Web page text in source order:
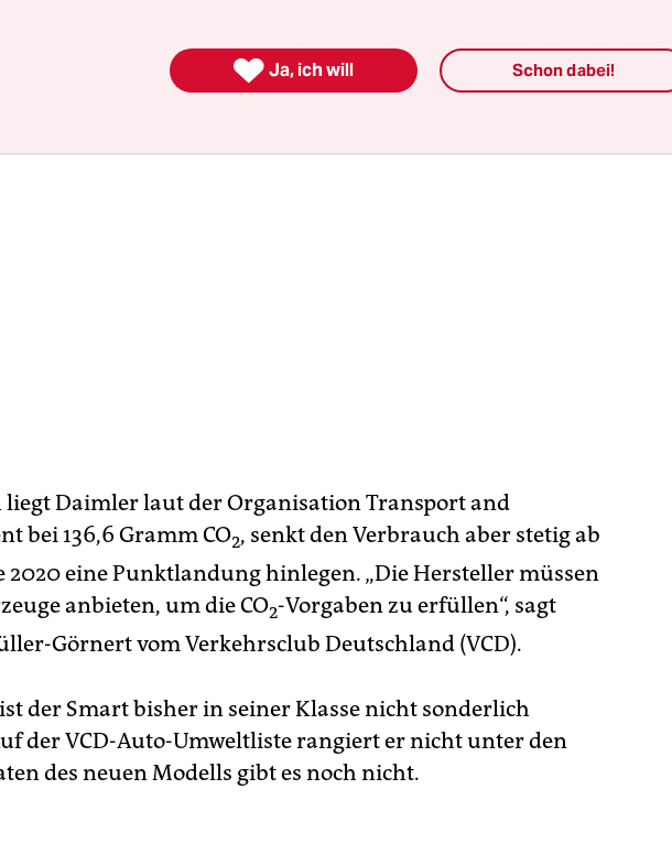
großen Modelle schlucken.
Daimler laut der Organisation Transport and
bei 136,6 Gramm CO2, senkt den Verbrauch aber stetig ab
2020 eine Punktlandung hinlegen. „Die Hersteller müssen
anbieten, um die CO2-Vorgaben zu erfüllen“, sagt
Görnert vom Verkehrsclub Deutschland (VCD).
der Smart bisher in seiner Klasse nicht sonderlich
der VCD-Auto-Umweltliste rangiert er nicht unter den
des neuen Modells gibt es noch nicht.
 Ja, ich will Schon dabei!